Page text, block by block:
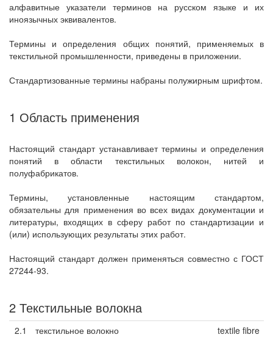
алфавитные указатели терминов на русском языке и их
иноязычных эквивалентов.
Термины и определения общих понятий, применяемых в
текстильной промышленности, приведены в приложении.
Стандартизованные термины набраны полужирным шрифтом.
1 Область применения
Настоящий стандарт устанавливает термины и определения
понятий в области текстильных волокон, нитей и
полуфабрикатов.
Термины, установленные настоящим стандартом,
обязательны для применения во всех видах документации и
литературы, входящих в сферу работ по стандартизации и
(или) использующих результаты этих работ.
Настоящий стандарт должен применяться совместно с ГОСТ
27244-93.
2 Текстильные волокна
2.1 текстильное волокно textile fibre